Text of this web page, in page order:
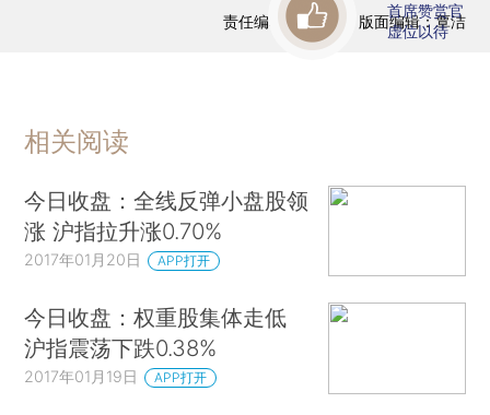
责任编辑：曹文姣 | 版面编辑：覃洁
首席赞赏官
虚位以待
相关阅读
今日收盘：全线反弹小盘股领
涨 沪指拉升涨0.70%
2017年01月20日 APP打开
今日收盘：权重股集体走低
沪指震荡下跌0.38%
2017年01月19日 APP打开